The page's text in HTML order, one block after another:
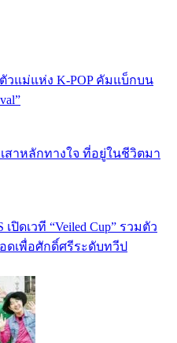
ตัวแม่แห่ง K-POP คัมแบ็กบน
สาหลักทางใจ ที่อยู่ในชีวิตมา
ปิดเวที “Veiled Cup” รวมตัว
ดเพื่อศักดิ์ศรีระดับทวีป